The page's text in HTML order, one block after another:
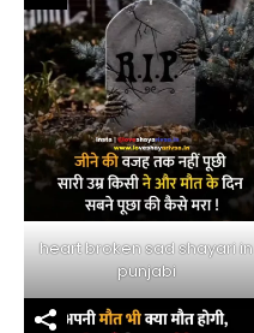
heart broken sad shayari in
punjabi